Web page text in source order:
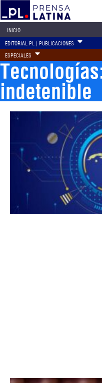
INICIO
EDITORIAL PL | PUBLICACIONES
ESPECIALES
indetenible